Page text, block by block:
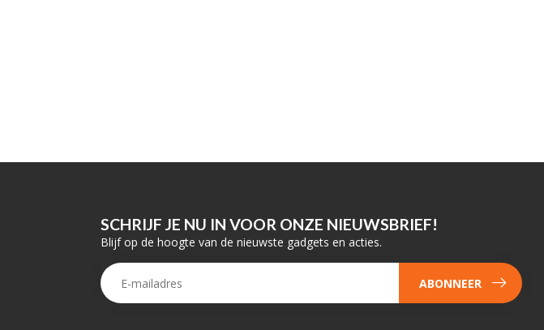
SCHRIJF JE NU IN VOOR ONZE NIEUWSBRIEF!
Blijf op de hoogte van de nieuwste gadgets en acties.
ABONNEER